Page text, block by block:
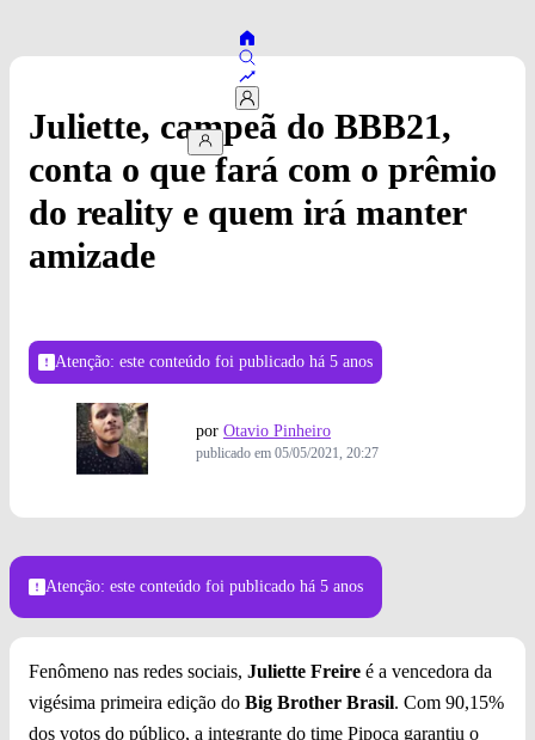
Juliette, campeã do BBB21,
conta o que fará com o prêmio
do reality e quem irá manter
amizade
Atenção: este conteúdo foi publicado há 5 anos
por Otavio Pinheiro
publicado em 05/05/2021, 20:27
Atenção: este conteúdo foi publicado há 5 anos
Fenômeno nas redes sociais, Juliette Freire é a vencedora da
vigésima primeira edição do Big Brother Brasil. Com 90,15%
dos votos do público, a integrante do time Pipoca garantiu o